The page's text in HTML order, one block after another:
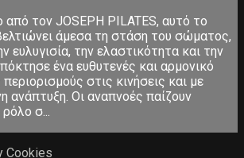
από τον JOSEPH PILATES, αυτό το
άμεσα τη στάση του σώματος,
ευλυγισία, την ελαστικότητα και την
ένα ευθυτενές και αρμονικό
στις κινήσεις και με
ανάπτυξη. Οι αναπνοές παίζουν
σ...
Cookies